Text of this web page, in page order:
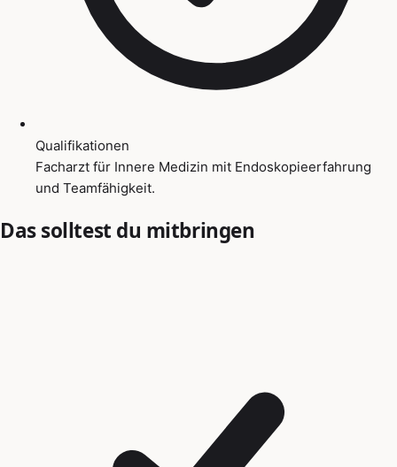
Qualifikationen
Facharzt für Innere Medizin mit Endoskopieerfahrung
und Teamfähigkeit.
Das solltest du mitbringen